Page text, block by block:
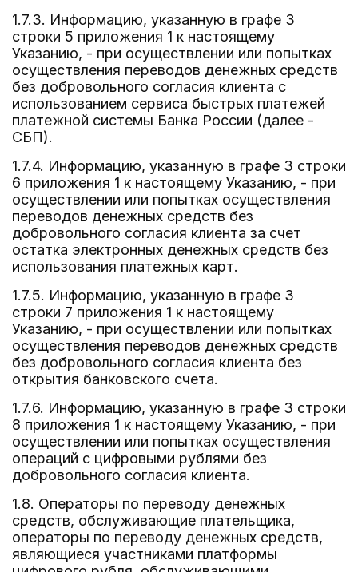
1.7.3. Информацию, указанную в графе 3
строки 5 приложения 1 к настоящему
Указанию, - при осуществлении или попытках
осуществления переводов денежных средств
без добровольного согласия клиента с
использованием сервиса быстрых платежей
платежной системы Банка России (далее -
СБП).
1.7.4. Информацию, указанную в графе 3 строки
6 приложения 1 к настоящему Указанию, - при
осуществлении или попытках осуществления
переводов денежных средств без
добровольного согласия клиента за счет
остатка электронных денежных средств без
использования платежных карт.
1.7.5. Информацию, указанную в графе 3
строки 7 приложения 1 к настоящему
Указанию, - при осуществлении или попытках
осуществления переводов денежных средств
без добровольного согласия клиента без
открытия банковского счета.
1.7.6. Информацию, указанную в графе 3 строки
8 приложения 1 к настоящему Указанию, - при
осуществлении или попытках осуществления
операций с цифровыми рублями без
добровольного согласия клиента.
1.8. Операторы по переводу денежных
средств, обслуживающие плательщика,
операторы по переводу денежных средств,
являющиеся участниками платформы